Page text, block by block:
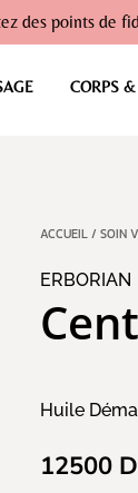
des points de
CORPS
ACCUEIL/ SOIN
ERBORIAN
Huile
12500